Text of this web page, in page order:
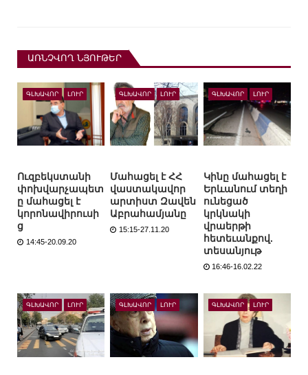
ԱՌՆՉՎՈՂ ՆՅՈՒԹԵՐ
ԳԼԽԱՎՈՐ ԼՈՒՐ
Ուզբեկստանի
փոխվարչապետ
ը մահացել է
կորոնավիրուսի
ց
14:45-20.09.20
ԳԼԽԱՎՈՐ ԼՈՒՐ
Մահացել է ՀՀ
վաստակավոր
արտիստ Զավեն
Աբրահամյանը
15:15-27.11.20
ԳԼԽԱՎՈՐ ԼՈՒՐ
Կինը մահացել է
Երևանում տեղի
ունեցած
կրկնակի
վրաերթի
հետեւանքով.
տեսանյութ
16:46-16.02.22
ԳԼԽԱՎՈՐ ԼՈՒՐ ԳԼԽԱՎՈՐ ԼՈՒՐ ԳԼԽԱՎՈՐ ԼՈՒՐ